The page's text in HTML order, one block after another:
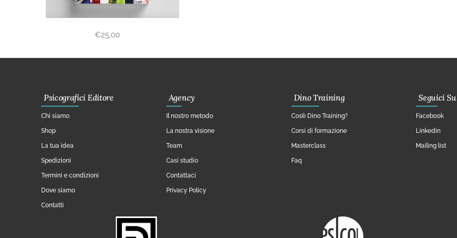
€25,00
Psicografici Editore
Chi siamo
Shop
La tua idea
Spedizioni
Termini e condizioni
Dove siamo
Contatti
Agency
Il nostro metodo
La nostra visione
Team
Casi studio
Contattaci
Privacy Policy
Dino Training
Cos’è Dino Training?
Corsi di formazione
Masterclass
Faq
Seguici Su
Facebook
Linkedin
Mailing list